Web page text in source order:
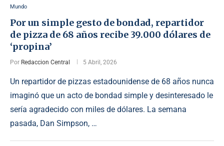
Mundo
Por un simple gesto de bondad, repartidor
de pizza de 68 años recibe 39.000 dólares de
‘propina’
Por Redaccion Central 5 Abril, 2026
Un repartidor de pizzas estadounidense de 68 años nunca
imaginó que un acto de bondad simple y desinteresado le
sería agradecido con miles de dólares. La semana
pasada, Dan Simpson, …